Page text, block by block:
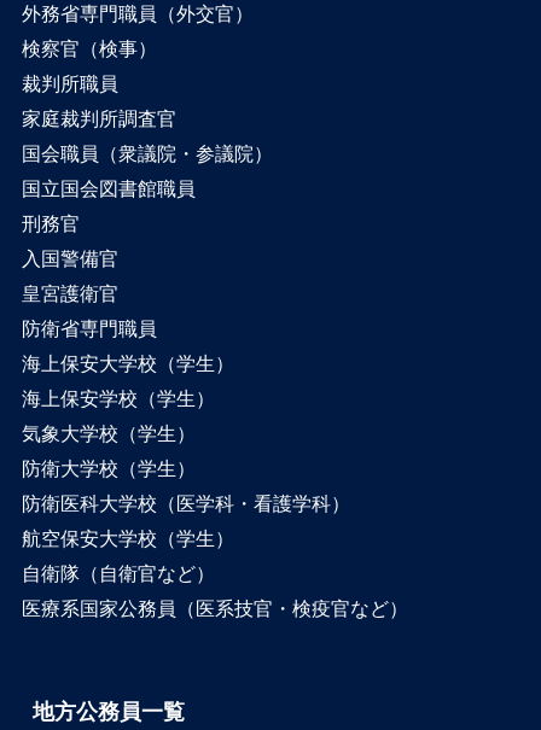
外務省専門職員（外交官）
検察官（検事）
裁判所職員
家庭裁判所調査官
国会職員（衆議院・参議院）
国立国会図書館職員
刑務官
入国警備官
皇宮護衛官
防衛省専門職員
海上保安大学校（学生）
海上保安学校（学生）
気象大学校（学生）
防衛大学校（学生）
防衛医科大学校（医学科・看護学科）
航空保安大学校（学生）
自衛隊（自衛官など）
医療系国家公務員（医系技官・検疫官など）
地方公務員一覧